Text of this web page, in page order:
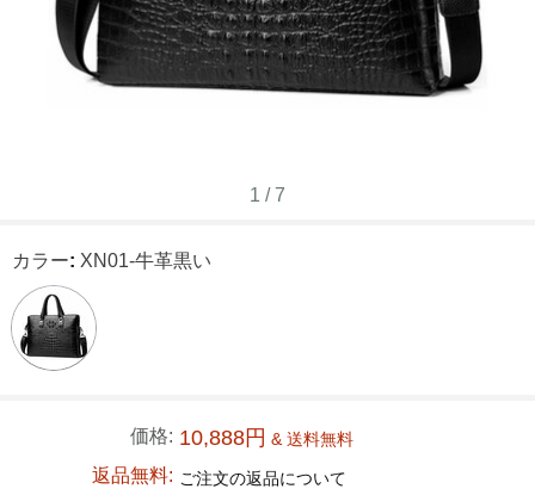
1 /7
カラー: XN01-牛革黒い
価格: 10,888円 & 送料無料
返品無料: ご注文の返品について